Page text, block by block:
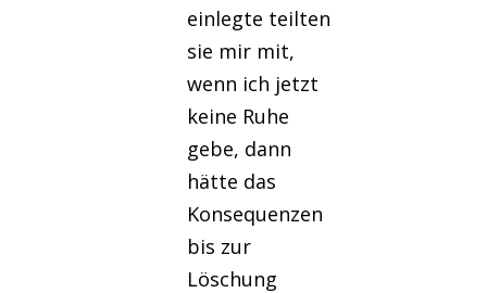
einlegte teilten
sie mir mit,
wenn ich jetzt
keine Ruhe
gebe, dann
hätte das
Konsequenzen
bis zur
Löschung